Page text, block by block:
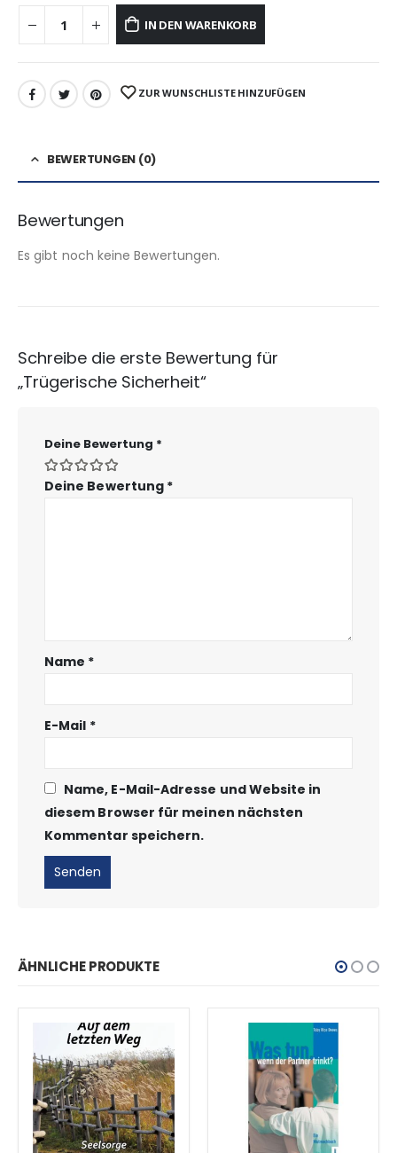
IN DEN WARENKORB
ZUR WUNSCHLISTE HINZUFÜGEN
BEWERTUNGEN (0)
Bewertungen
Es gibt noch keine Bewertungen.
Schreibe die erste Bewertung für
„Trügerische Sicherheit“
Deine Bewertung *
Deine Bewertung *
Name *
E-Mail *
Name, E-Mail-Adresse und Website in
diesem Browser für meinen nächsten
Kommentar speichern.
ÄHNLICHE PRODUKTE